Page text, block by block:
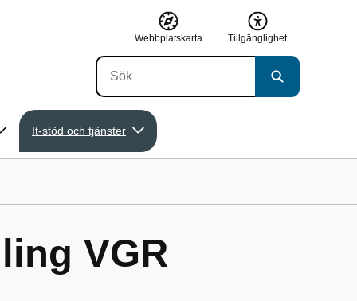
Webbplatskarta Tillgänglighet
It-stöd och tjänster
VGR